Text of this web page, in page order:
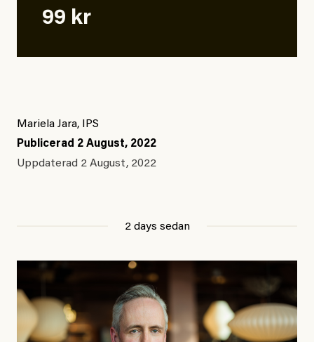
99 kr
Mariela Jara, IPS
Publicerad 2 August, 2022
Uppdaterad 2 August, 2022
2 days sedan